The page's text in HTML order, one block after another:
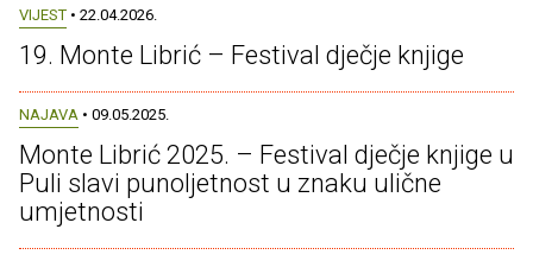
VIJEST • 22.04.2026.
19. Monte Librić – Festival dječje knjige
NAJAVA • 09.05.2025.
Monte Librić 2025. – Festival dječje knjige u
Puli slavi punoljetnost u znaku ulične
umjetnosti